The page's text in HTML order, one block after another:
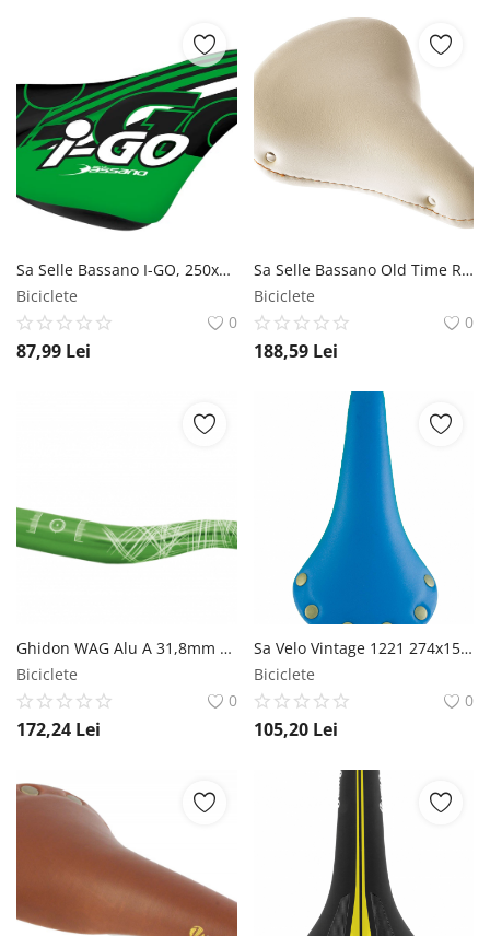
Sa Selle Bassano I-GO, 250x155mm, culoare negru verde Selle Bassano
Biciclete
0
87,99 Lei
Sa Selle Bassano Old Time R Arc Dublu, 265x230mm, culoare crem Selle Bassano
Biciclete
0
188,59 Lei
Ghidon WAG Alu A 31,8mm L-780mm 370 gr Verde WAG
Biciclete
0
172,24 Lei
Sa Velo Vintage 1221 274x153mm Albastru Velo
Biciclete
0
105,20 Lei